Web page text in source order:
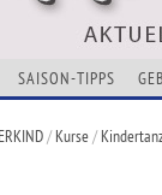
SAISON-TIPPS
/Kurse/